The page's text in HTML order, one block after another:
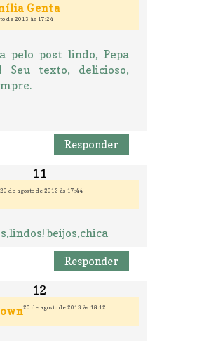
Genta
de 2013 às 17:24
pelo post lindo, Pepa
Seu texto, delicioso,
Responder
20 de agosto de 2013 às 17:44
beijos,chica
Responder
20 de agosto de 2013 às 18:12